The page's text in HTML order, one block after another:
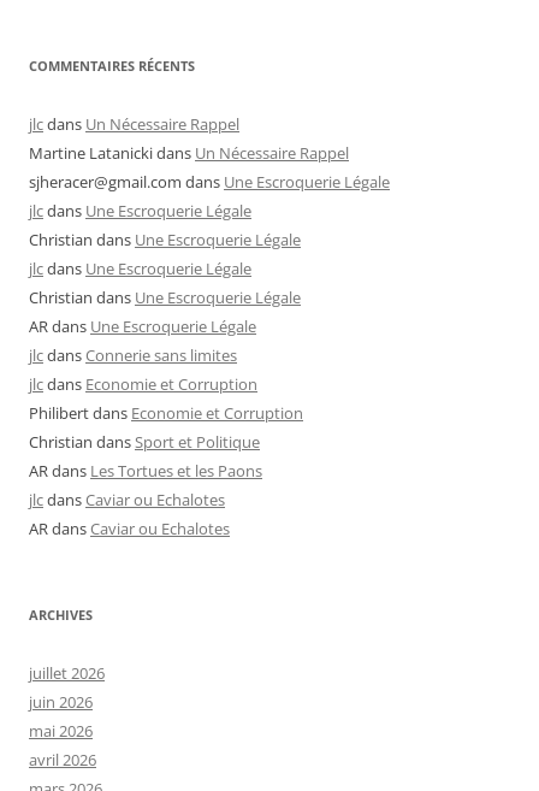
COMMENTAIRES RÉCENTS
jlcdans Un Nécessaire Rappel
Martine Latanickidans Un Nécessaire Rappel
sjheracer@gmail.com dans Une Escroquerie Légale
jlcdans Une Escroquerie Légale
Christian dans Une Escroquerie Légale
jlcdans Une Escroquerie Légale
Christian dans Une Escroquerie Légale
ARdans Une Escroquerie Légale
jlcdansConnerie sans limites
jlcdans Economie et Corruption
Philibertdans Economie et Corruption
Christian dansSport et Politique
ARdans Les Tortues et les Paons
jlcdansCaviar ou Echalotes
ARdansCaviar ou Echalotes
ARCHIVES
juillet 2026
juin 2026
mai 2026
avril 2026